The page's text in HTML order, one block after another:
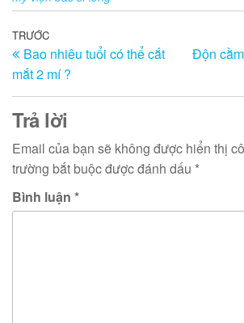
Điều
hướng
bài
viết
Bài
trước
TRƯỚC
Bao nhiêu tuổi có thể cắt
mắt 2 mí ?
Độn
Trả lời
Email của bạn sẽ không được hiển thị
trường bắt buộc được đánh dấu *
Bình luận *